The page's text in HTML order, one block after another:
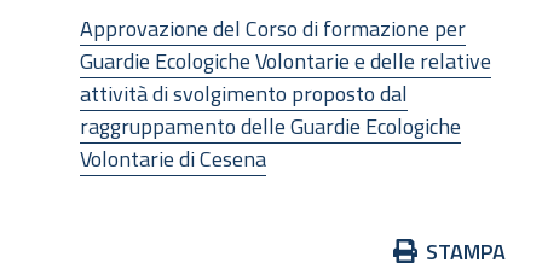
Approvazione del Corso di formazione per
Guardie Ecologiche Volontarie e delle relative
attività di svolgimento proposto dal
raggruppamento delle Guardie Ecologiche
Volontarie di Cesena
STAMPA